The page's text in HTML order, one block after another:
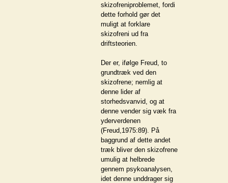
skizofreniproblemet, fordi
dette forhold gør det
muligt at forklare
skizofreni ud fra
driftsteorien.
Der er, ifølge Freud, to
grundtræk ved den
skizofrene; nemlig at
denne lider af
storhedsvanvid, og at
denne vender sig væk fra
yderverdenen
(Freud,1975:89). På
baggrund af dette andet
træk bliver den skizofrene
umulig at helbrede
gennem psykoanalysen,
idet denne unddrager sig